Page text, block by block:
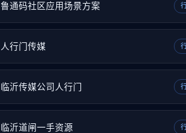
鲁通码社区应用场景方案
人行门传媒
临沂传媒公司人行门
临沂道闸一手资源